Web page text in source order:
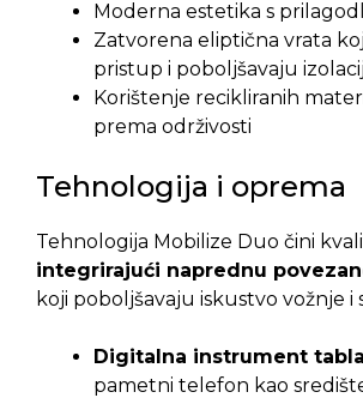
Moderna estetika s
Zatvorena eliptična vrata
pristup i poboljšavaju
Korištenje recikliranih
prema održivosti
Tehnologija i oprema
Tehnologija Mobilize Duo čini
integrirajući naprednu
koji poboljšavaju iskustvo vožnje i
Digitalna instrument tabla
pametni telefon kao